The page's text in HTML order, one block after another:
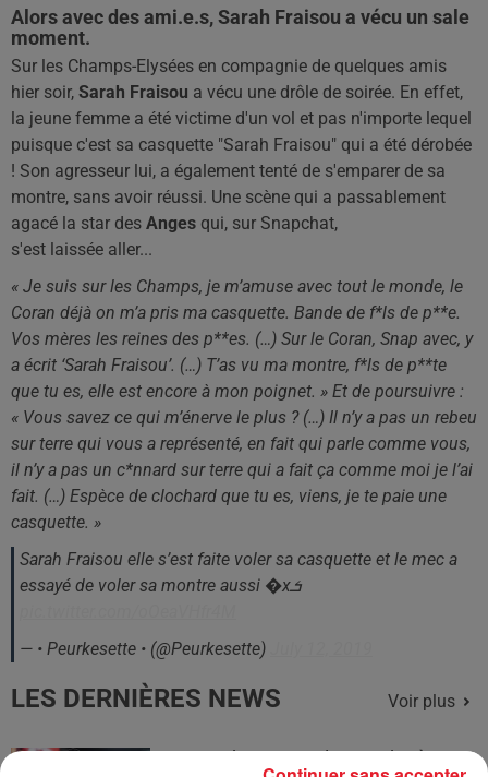
Alors avec des ami.e.s, Sarah Fraisou a vécu un sale
moment.
Sur les Champs-Elysées en compagnie de quelques amis
hier soir, Sarah Fraisou a vécu une drôle de soirée. En effet,
la jeune femme a été victime d'un vol et pas n'importe lequel
puisque c'est sa casquette "Sarah Fraisou" qui a été dérobée
! Son agresseur lui, a également tenté de s'emparer de sa
montre, sans avoir réussi. Une scène qui a passablement
agacé la star des Anges qui, sur Snapchat,
s'est laissée aller...
« Je suis sur les Champs, je m’amuse avec tout le monde, le
Coran déjà on m’a pris ma casquette. Bande de f*ls de p**e.
Vos mères les reines des p**es. (…) Sur le Coran, Snap avec, y
a écrit ‘Sarah Fraisou’. (…) T’as vu ma montre, f*ls de p**te
que tu es, elle est encore à mon poignet. » Et de poursuivre :
« Vous savez ce qui m’énerve le plus ? (…) Il n’y a pas un rebeu
sur terre qui vous a représenté, en fait qui parle comme vous,
il n’y a pas un c*nnard sur terre qui a fait ça comme moi je l’ai
fait. (…) Espèce de clochard que tu es, viens, je te paie une
casquette. »
Sarah Fraisou elle s’est faite voler sa casquette et le mec a
essayé de voler sa montre aussi �xܭ
— • Peurkesette • (@Peurkesette)
LES DERNIÈRES NEWS Voir plus